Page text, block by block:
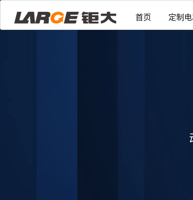
首页 定制